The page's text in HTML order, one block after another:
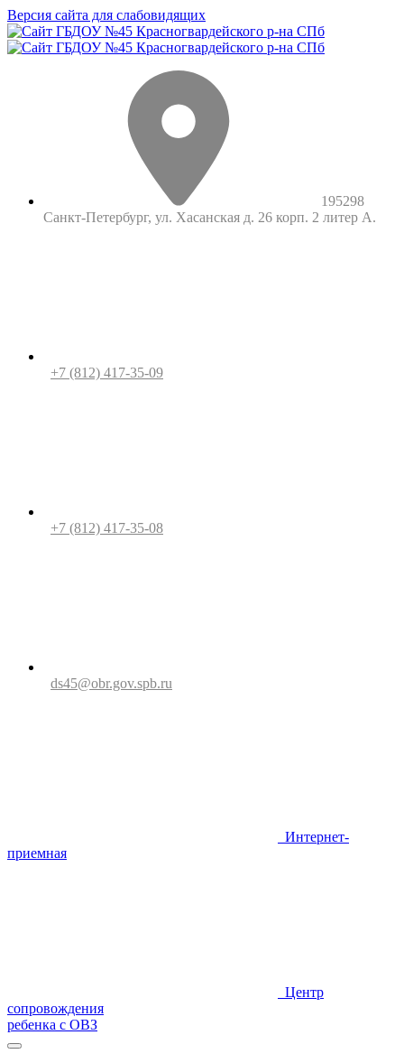
Версия сайта для слабовидящих
195298
Санкт-Петербург, ул. Хасанская д. 26 корп. 2 литер А.
+7 (812) 417-35-09
+7 (812) 417-35-08
ds45@obr.gov.spb.ru
Интернет-
приемная
Центр
сопровождения
ребенка с ОВЗ